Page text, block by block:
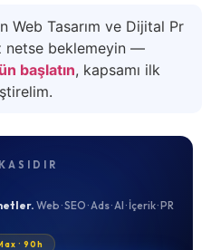
Web Tasarım ve Dijital Pr
netse beklemeyin —
başlatın, kapsamı ilk
Web · SEO · Ads · AI · İçerik · PR
· 90h